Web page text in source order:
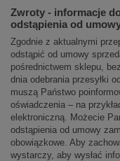
Zwroty - informacje
odstąpienia od
Zgodnie z aktualnymi
odstąpić od umowy
pośrednictwem sklepu,
dnia odebrania przesyłki
muszą Państwo
oświadczenia – na
elektroniczną. Możecie
odstąpienia od umowy
obowiązkowe. Aby
wystarczy, aby wysłać